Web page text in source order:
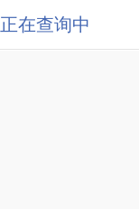
正在查询中